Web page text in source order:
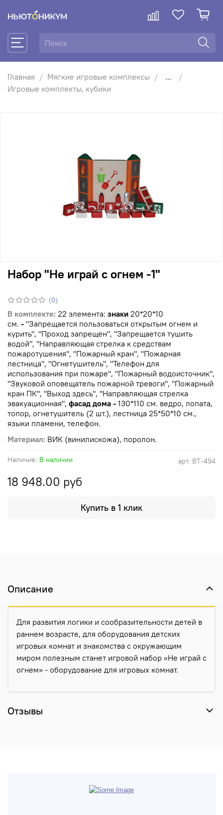
Главная Мягкие игровые комплексы
...
Игровые комплекты, кубики
(0)
арт. ВТ-494
Наличие: В наличии
Набор "Не играй с огнем -1"
18 948.00 руб
Купить в 1 клик
В комплекте: 22 элемента: знаки 20*20*10
см. - "Запрещается пользоваться открытым огнем и
курить", "Проход запрещен", "Запрещается тушить
водой", "Направляющая стрелка к средствам
пожаротушения", "Пожарный кран", "Пожарная
лестница", "Огнетушитель", "Телефон для
использования при пожаре", "Пожарный водоисточник",
"Звуковой оповещатель пожарной тревоги", "Пожарный
кран ПК", "Выход здесь", "Направляющая стрелка
эвакуационная", фасад дома - 130*110 см. ведро, лопата,
топор, огнетушитель (2 шт.), лестница 25*50*10 см.,
языки пламени, телефон.
Материал: ВИК (винилискожа), поролон.
Описание
Для развития логики и сообразительности детей в
раннем возрасте, для оборудования детских
игровых комнат и знакомства с окружающим
миром полезным станет игровой набор «Не играй с
огнем» - оборудование для игровых комнат.
Отзывы